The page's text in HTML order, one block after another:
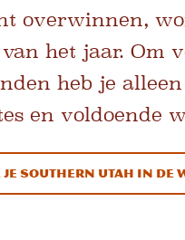
overwinnen,
het jaar. Om
heb je
en voldoende
je Southern Utah in de